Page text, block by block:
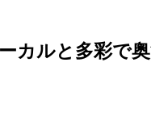
カルと多彩で